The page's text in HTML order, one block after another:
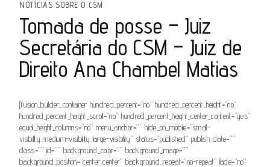
NOTÍCIAS SOBRE O CSM
Tomada de posse – Juiz
Secretária do CSM – Juiz de
Direito Ana Chambel Matias
[fusion_builder_container hundred_percent=”no” hundred_percent_height=”no”
hundred_percent_height_scroll=”no” hundred_percent_height_center_content=”yes”
equal_height_columns=”no” menu_anchor=”” hide_on_mobile=”small-
visibility,medium-visibility,large-visibility” status=”published” publish_date=””
class=”” id=”” background_color=”” background_image=””
background_position=”center center” background_repeat=”no-repeat” fade=”no”